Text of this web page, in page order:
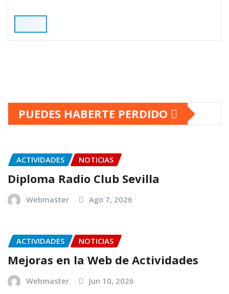
PUEDES HABERTE PERDIDO
ACTIVIDADES NOTICIAS
Diploma Radio Club Sevilla
Webmaster Ago 7, 2026
ACTIVIDADES NOTICIAS
Mejoras en la Web de Actividades
Webmaster Jun 10, 2026